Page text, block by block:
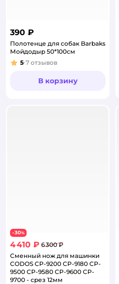
390 ₽
Полотенце для собак Barbaks
Мойдодыр 50*100см
Рейтинг:
5 7 отзывов
В корзину
−30%
4 410 ₽ 6 300 ₽
Сменный нож для машинки
CODOS CP-9200 CP-9180 CP-
9500 CP-9580 CP-9600 CP-
9700 - срез 12мм